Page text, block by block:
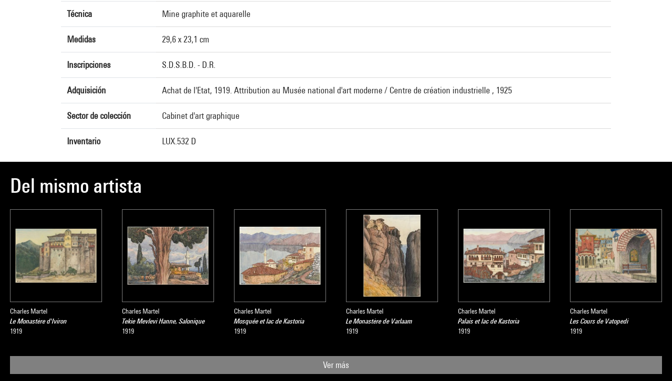
Técnica Mine graphite et aquarelle
Medidas 29,6 x 23,1 cm
Inscripciones S.D.S.B.D. - D.R.
Adquisición Achat de l'Etat, 1919. Attribution au Musée national d'art moderne / Centre de création industrielle , 1925
Sector de colección Cabinet d'art graphique
Inventario LUX.532 D
Del mismo artista
Charles Martel
Le Monastère d'Iviron
1919
Charles Martel
Tekie Mevlevi Hanne, Salonique
1919
Charles Martel
Mosquée et lac de Kastoria
1919
Charles Martel
Le Monastère de Varlaam
1919
Charles Martel
Palais et lac de Kastoria
1919
Charles Martel
Les Cours de Vatopedi
1919
Ver más